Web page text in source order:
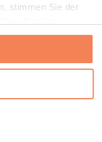
stimmen Sie der
zu.
nur
für den Betrieb der
auch eine